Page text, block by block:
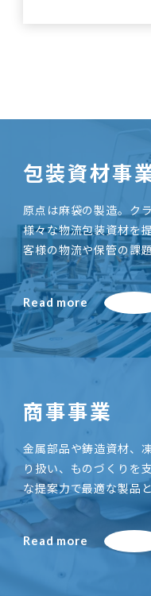
包装資材事
原点は麻袋の製造。ク
様々な物流包装資材を
客様の物流や保管の課
Read more
商事事業
金属部品や鋳造資材、
り扱い、ものづくりを
な提案力で最適な製品
Read more